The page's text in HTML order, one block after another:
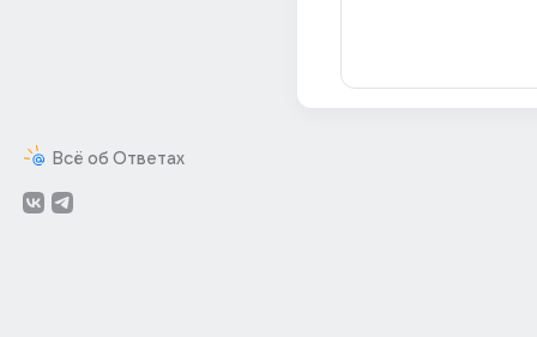
Всё об Ответах